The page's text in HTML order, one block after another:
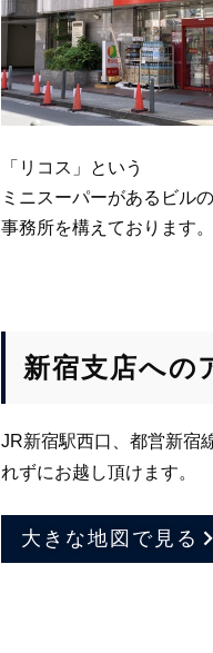
「リコス」という
ミニスーパーがあるビル
事務所を構えております。
新宿支店への
JR新宿駅西口、都営新宿
れずにお越し頂けます。
大きな地図で見る